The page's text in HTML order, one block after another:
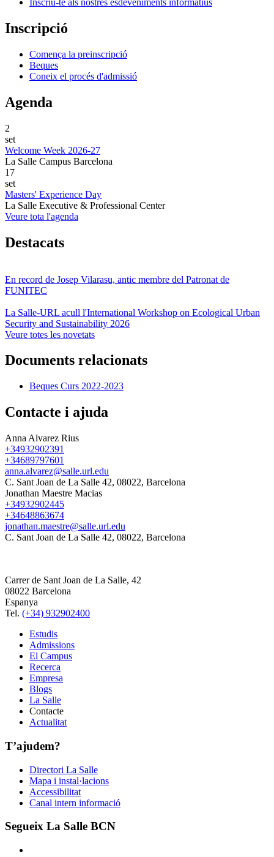
Inscriu-te als nostres esdeveniments informatius
Inscripció
Comença la preinscripció
Beques
Coneix el procés d'admissió
Agenda
2
set
Welcome Week 2026-27
La Salle Campus Barcelona
17
set
Masters' Experience Day
La Salle Executive & Professional Center
Veure tota l'agenda
Destacats
En record de Josep Vilarasu, antic membre del Patronat de
FUNITEC
La Salle-URL acull l'International Workshop on Ecological Urban
Security and Sustainability 2026
Veure totes les novetats
Documents relacionats
Beques Curs 2022-2023
Contacte i ajuda
Anna Alvarez Rius
+34932902391
+34689797601
anna.alvarez@salle.url.edu
C. Sant Joan de La Salle 42, 08022, Barcelona
Jonathan Maestre Macias
+34932902445
+34648863674
jonathan.maestre@salle.url.edu
C. Sant Joan de La Salle 42, 08022, Barcelona
Carrer de Sant Joan de La Salle, 42
08022 Barcelona
Espanya
Tel. (+34) 932902400
Estudis
Admissions
El Campus
Recerca
Empresa
Blogs
La Salle
Contacte
Actualitat
T’ajudem?
Directori La Salle
Mapa i instal·lacions
Accessibilitat
Canal intern informació
Segueix La Salle BCN